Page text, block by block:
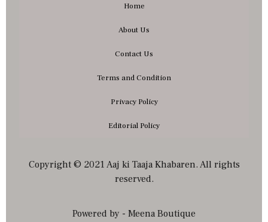
Home
About Us
Contact Us
Terms and Condition
Privacy Policy
Editorial Policy
Copyright © 2021 Aaj ki Taaja Khabaren. All rights
reserved.
Powered by - Meena Boutique